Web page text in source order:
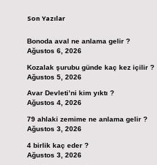
Son Yazılar
Bonoda aval ne anlama gelir ?
Ağustos 6, 2026
Kozalak şurubu günde kaç kez içilir ?
Ağustos 5, 2026
Avar Devleti’ni kim yıktı ?
Ağustos 4, 2026
79 ahlaki zemime ne anlama gelir ?
Ağustos 3, 2026
4 birlik kaç eder ?
Ağustos 3, 2026